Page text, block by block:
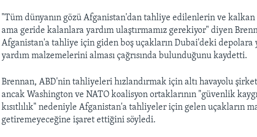
"Tüm dünyanın gözü Afganistan'dan tahliye edilenlerin ve
ama geride kalanlara yardım ulaştırmamız gerekiyor" diyen
Afganistan'a tahliye için giden boş uçakların Dubai'deki
yardım malzemelerini alması çağrısında bulunduğunu kaydetti.
Brennan, ABD'nin tahliyeleri hızlandırmak için altı havayolu
ancak Washington ve NATO koalisyon ortaklarının "güvenlik
kısıtlılık" nedeniyle Afganistan'a tahliyeler için gelen uçakların
getiremeyeceğine işaret ettiğini söyledi.